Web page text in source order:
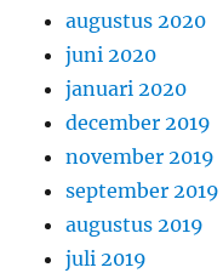
augustus 2020
juni 2020
januari 2020
december 2019
november 2019
september 2019
augustus 2019
juli 2019